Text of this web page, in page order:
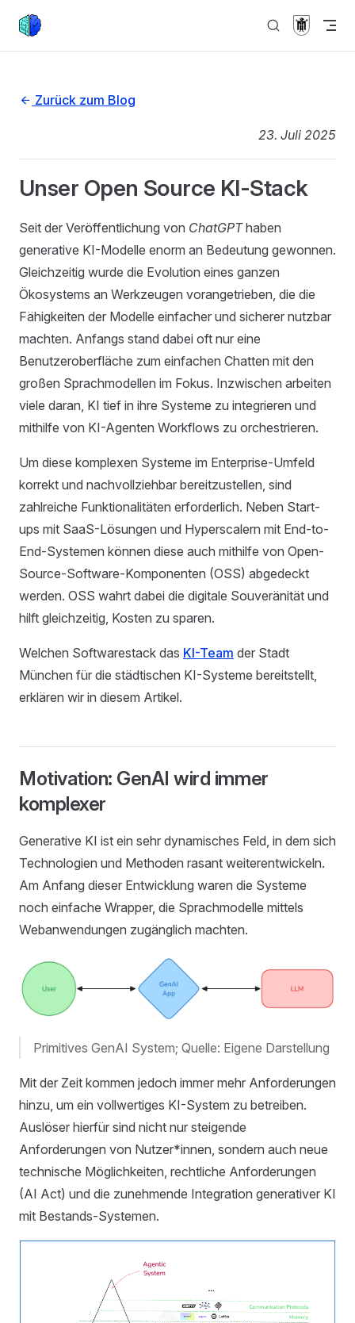
Skip to content
Zurück nach oben
Zurück zum Blog
23. Juli 2025
Unser Open Source KI-Stack
Seit der Veröffentlichung von ChatGPThaben
generative KI-Modelle enorm an Bedeutung gewonnen.
Gleichzeitig wurde die Evolution eines ganzen
Ökosystems an Werkzeugen vorangetrieben, die die
Fähigkeiten der Modelle einfacher und sicherer nutzbar
machten. Anfangs stand dabei oft nur eine
Benutzeroberfläche zum einfachen Chatten mit den
großen Sprachmodellen im Fokus. Inzwischen arbeiten
viele daran, KI tief in ihre Systeme zu integrieren und
mithilfe von KI-Agenten Workflows zu orchestrieren.
Um diese komplexen Systeme im Enterprise-Umfeld
korrekt und nachvollziehbar bereitzustellen, sind
zahlreiche Funktionalitäten erforderlich. Neben Start-
ups mit SaaS-Lösungen und Hyperscalern mit End-to-
End-Systemen können diese auch mithilfe von Open-
Source-Software-Komponenten (OSS) abgedeckt
werden. OSS wahrt dabei die digitale Souveränität und
hilft gleichzeitig, Kosten zu sparen.
Welchen Softwarestack das KI-Team der Stadt
München für die städtischen KI-Systeme bereitstellt,
erklären wir in diesem Artikel.
Motivation: GenAI wird immer
komplexer
Generative KI ist ein sehr dynamisches Feld, in dem sich
Technologien und Methoden rasant weiterentwickeln.
Am Anfang dieser Entwicklung waren die Systeme
noch einfache Wrapper, die Sprachmodelle mittels
Webanwendungen zugänglich machten.
Primitives GenAI System; Quelle: Eigene Darstellung
Mit der Zeit kommen jedoch immer mehr Anforderungen
hinzu, um ein vollwertiges KI-System zu betreiben.
Auslöser hierfür sind nicht nur steigende
Anforderungen von Nutzer*innen, sondern auch neue
technische Möglichkeiten, rechtliche Anforderungen
(AI Act) und die zunehmende Integration generativer KI
mit Bestands-Systemen.